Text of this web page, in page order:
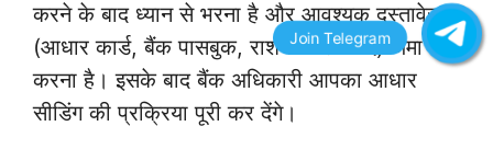
करने के बाद ध्यान से भरना है और आवश्यक दस्तावेज
(आधार कार्ड, बैंक पासबुक, राशन कार्ड आदि) जमा
करना है। इसके बाद बैंक अधिकारी आपका आधार
सीडिंग की प्रक्रिया पूरी कर देंगे।